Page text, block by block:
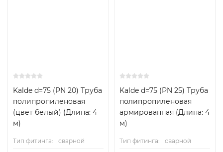
Kalde d=75 (PN 20) Труба
полипропиленовая
(цвет белый) (Длина: 4
м)
Тип фитинга:
сварной
Kalde d=75 (PN 25) Труба
полипропиленовая
армированная (Длина: 4
м)
Тип фитинга:
сварной